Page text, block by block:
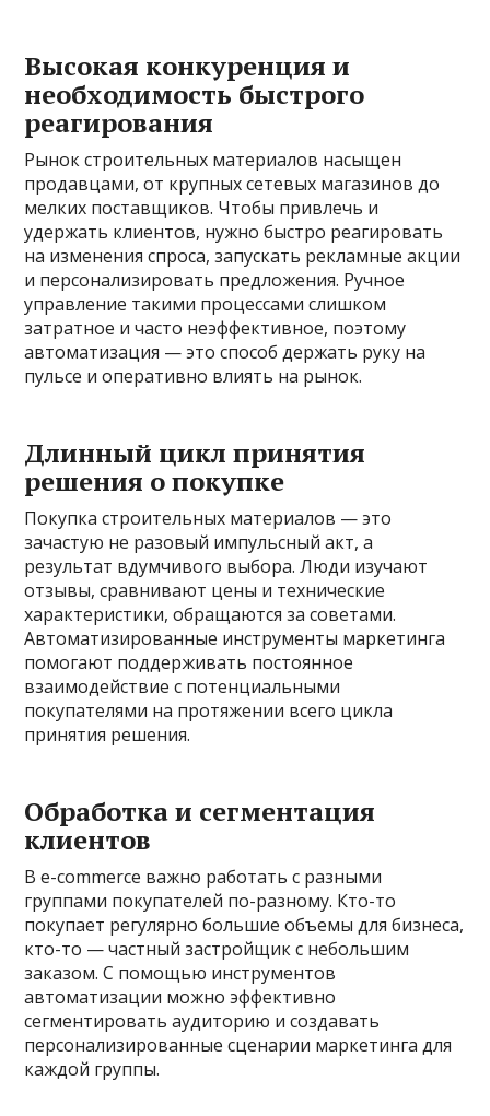
Высокая конкуренция и
необходимость быстрого
реагирования
Рынок строительных материалов насыщен
продавцами, от крупных сетевых магазинов до
мелких поставщиков. Чтобы привлечь и
удержать клиентов, нужно быстро реагировать
на изменения спроса, запускать рекламные акции
и персонализировать предложения. Ручное
управление такими процессами слишком
затратное и часто неэффективное, поэтому
автоматизация — это способ держать руку на
пульсе и оперативно влиять на рынок.
Длинный цикл принятия
решения о покупке
Покупка строительных материалов — это
зачастую не разовый импульсный акт, а
результат вдумчивого выбора. Люди изучают
отзывы, сравнивают цены и технические
характеристики, обращаются за советами.
Автоматизированные инструменты маркетинга
помогают поддерживать постоянное
взаимодействие с потенциальными
покупателями на протяжении всего цикла
принятия решения.
Обработка и сегментация
клиентов
В e-commerce важно работать с разными
группами покупателей по-разному. Кто-то
покупает регулярно большие объемы для бизнеса,
кто-то — частный застройщик с небольшим
заказом. С помощью инструментов
автоматизации можно эффективно
сегментировать аудиторию и создавать
персонализированные сценарии маркетинга для
каждой группы.